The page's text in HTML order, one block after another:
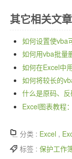
其它相关文章
如何设置使vba
如何用vba批量
如何在Excel中
如何将较长的
什么是原码、反
Excel图表教程
分类 : Excel ,
标签 : 保护工作